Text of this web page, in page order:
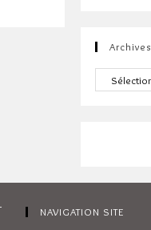
Archives
Archives
NAVIGATION SITE